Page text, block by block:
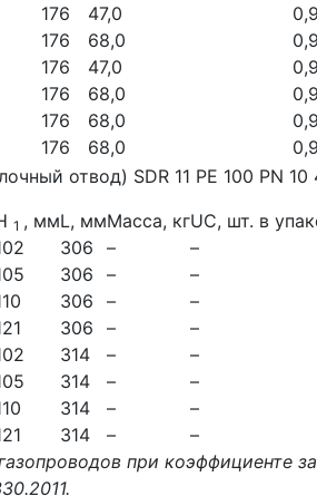
176 47,0
176 68,0
176 47,0
176 68,0
176 68,0
176 68,0
1 , ммL, ммМасса, кгUC, шт. в
306 –
–
306 –
–
306 –
–
306 –
–
314 –
–
314 –
–
314 –
–
314 –
–
при коэффициенте